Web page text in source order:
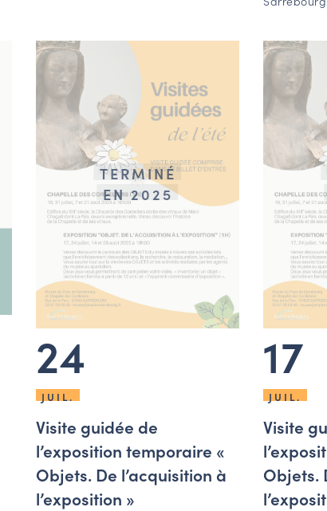
TERMINÉ
EN 2025
24
JUIL.
Visite guidée de
l’exposition temporaire «
Objets. De l’acquisition à
l’exposition »
17
JUIL.
Visite
Objets.